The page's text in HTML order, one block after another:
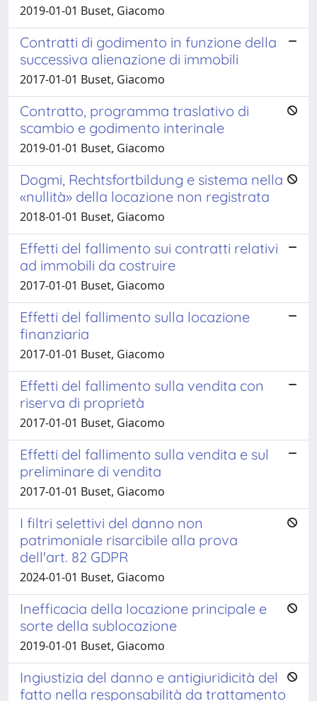
2019-01-01 Buset, Giacomo
Contratti di godimento in funzione della
successiva alienazione di immobili
2017-01-01 Buset, Giacomo
Contratto, programma traslativo di
scambio e godimento interinale
2019-01-01 Buset, Giacomo
Dogmi, Rechtsfortbildung e sistema nella
«nullità» della locazione non registrata
2018-01-01 Buset, Giacomo
Effetti del fallimento sui contratti relativi
ad immobili da costruire
2017-01-01 Buset, Giacomo
Effetti del fallimento sulla locazione
finanziaria
2017-01-01 Buset, Giacomo
Effetti del fallimento sulla vendita con
riserva di proprietà
2017-01-01 Buset, Giacomo
Effetti del fallimento sulla vendita e sul
preliminare di vendita
2017-01-01 Buset, Giacomo
I filtri selettivi del danno non
patrimoniale risarcibile alla prova
dell'art. 82 GDPR
2024-01-01 Buset, Giacomo
Inefficacia della locazione principale e
sorte della sublocazione
2019-01-01 Buset, Giacomo
Ingiustizia del danno e antigiuridicità del
fatto nella responsabilità da trattamento